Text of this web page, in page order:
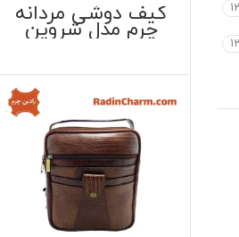
12
12
کیف دوشی مردانه
چرم مدل شروین